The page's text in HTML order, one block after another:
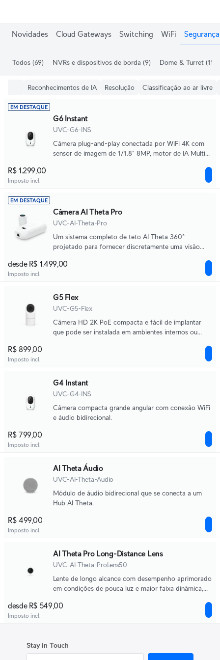
Novidades Cloud Gateways Switching WiFi
Todos (69) NVRs e dispositivos de borda (9) Dome & Turret (11)
Reconhecimentos de IA Resolução Classificação ao ar livre
EM DESTAQUE
G6 Instant
UVC-G6-INS
Câmera plug-and-play conectada por WiFi 4K com
sensor de imagem de 1/1.8" 8MP, motor de IA Multi-
R$ 1.299,00
Imposto incl.
EM DESTAQUE
Câmera AI Theta Pro
UVC-AI-Theta-Pro
Um sistema completo de teto AI Theta 360°
projetado para fornecer discretamente uma visão
desde R$ 1.499,00
Imposto incl.
G5 Flex
UVC-G5-Flex
Câmera HD 2K PoE compacta e fácil de implantar
que pode ser instalada em ambientes internos ou
R$ 899,00
Imposto incl.
G4 Instant
UVC-G4-INS
Câmera compacta grande angular com conexão WiFi
e áudio bidirecional.
R$ 799,00
Imposto incl.
AI Theta Áudio
UVC-AI-Theta-Audio
Módulo de áudio bidirecional que se conecta a um
Hub AI Theta.
R$ 499,00
Imposto incl.
AI Theta Pro Long-Distance Lens
UVC-AI-Theta-ProLens50
Lente de longo alcance com desempenho aprimorado
em condições de pouca luz e maior faixa dinâmica,
desde R$ 549,00
Imposto incl.
Stay in Touch